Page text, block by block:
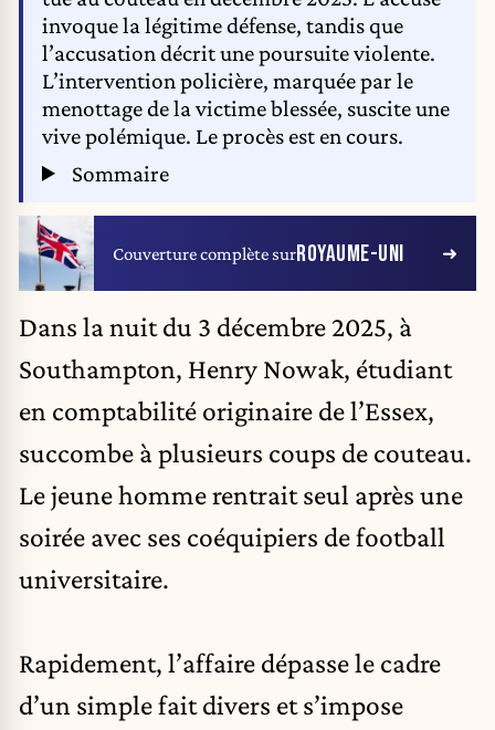
invoque la légitime défense, tandis que
l’accusation décrit une poursuite violente.
L’intervention policière, marquée par le
menottage de la victime blessée, suscite une
vive polémique. Le procès est en cours.
Sommaire
Couverture complète surROYAUME-UNI
Dans la nuit du 3 décembre 2025, à
Southampton, Henry Nowak, étudiant
en comptabilité originaire de l’Essex,
succombe à plusieurs coups de couteau.
Le jeune homme rentrait seul après une
soirée avec ses coéquipiers de football
universitaire.
Rapidement, l’affaire dépasse le cadre
d’un simple fait divers et s’impose